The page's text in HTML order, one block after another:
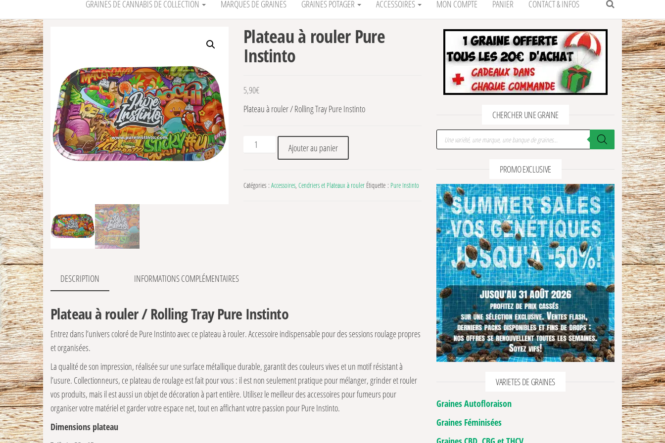
GRAINES DE CANNABIS DE COLLECTION MARQUES DE GRAINES GRAINES POTAGER ACCESSOIRES MON COMPTE PANIER CONTACT & INFOS
Plateau à rouler Pure
Instinto
5,90€
Plateau à rouler / Rolling Tray Pure Instinto
quantité de Plateau à rouler Pure Instinto
Ajouter au panier
Catégories : Accessoires, Cendriers et Plateaux à rouler Étiquette : Pure Instinto
DESCRIPTION INFORMATIONS COMPLÉMENTAIRES
Plateau à rouler / Rolling Tray Pure Instinto
Entrez dans l’univers coloré de Pure Instinto avec ce plateau à rouler. Accessoire indispensable pour des sessions roulage propres
et organisées.
La qualité de son impression, réalisée sur une surface métallique durable, garantit des couleurs vives et un motif résistant à
l’usure. Collectionneurs, ce plateau de roulage est fait pour vous : il est non seulement pratique pour mélanger, grinder et rouler
vos produits, mais il est aussi un objet de décoration à part entière. Utilisez le meilleur des accessoires pour fumeurs pour
organiser votre matériel et garder votre espace net, tout en affichant votre passion pour Pure Instinto.
Dimensions plateau
CHERCHER UNE GRAINE
Recherche de produits
PROMO EXCLUSIVE
VARIETES DE GRAINES
Graines Autofloraison
Graines Féminisées